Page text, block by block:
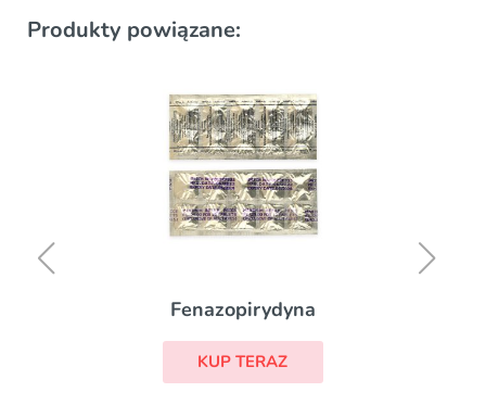
Produkty powiązane:
Fenazopirydyna
KUP TERAZ